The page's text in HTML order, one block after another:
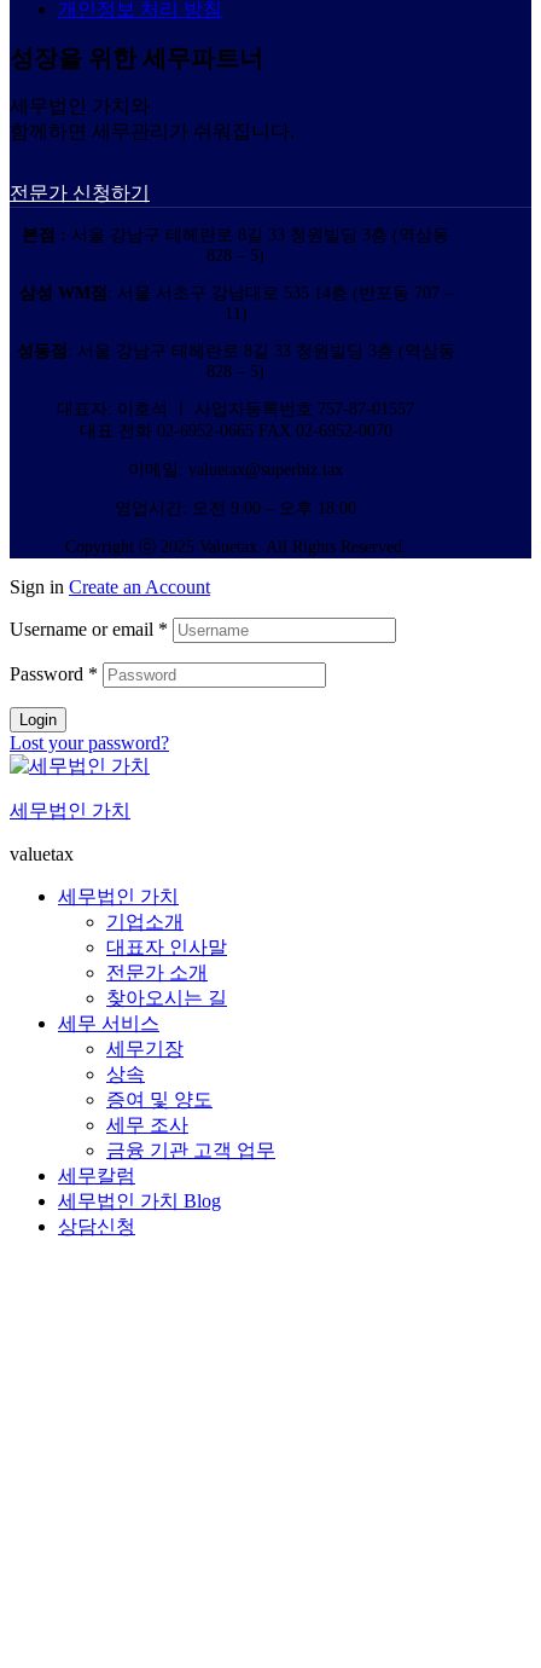
개인정보 처리 방침
성장을 위한 세무파트너
세무법인 가치와
함께하면 세무관리가 쉬워집니다.
전문가 신청하기
본점 : 서울 강남구 테헤란로 8길 33 청원빌딩 3층 (역삼동
828 – 5)
삼성 WM점 : 서울 서초구 강남대로 535 14층 (반포동 707 –
11)
성동점 : 서울 강남구 테헤란로 8길 33 청원빌딩 3층 (역삼동
828 – 5)
대표자: 이호석 ㅣ 사업자등록번호 757-87-01557
대표 전화 02-6952-0665 FAX 02-6952-0070
이메일: valuetax@superbiz.tax
영업시간: 오전 9:00 – 오후 18:00
Copyright ⓒ 2025 Valuetax. All Rights Reserved.
Sign in Create an Account
Username or email *
Password *
Login
Lost your password?
세무법인 가치
valuetax
세무법인 가치
기업소개
대표자 인사말
전문가 소개
찾아오시는 길
세무 서비스
세무기장
상속
증여 및 양도
세무 조사
금융 기관 고객 업무
세무칼럼
세무법인 가치 Blog
상담신청